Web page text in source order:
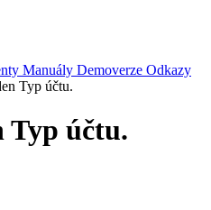
Manuály Demoverze Odkazy
Typ účtu.
Typ účtu.